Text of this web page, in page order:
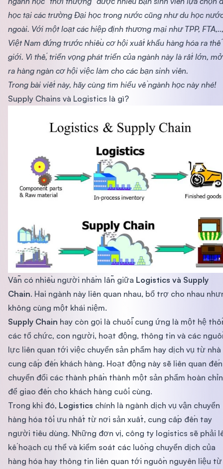
học tại các trường Đại học trong nước cũng như du học
ngoài. Với một loạt các hiệp định thương mại như TPP, FTA,..,
Việt Nam đứng trước nhiều cơ hội xuất khẩu hàng hóa ra thế
giới. Vì thế, triển vọng phát triển của ngành này là rất lớn, mở
ra hàng ngàn cơ hội việc làm cho các bạn sinh viên.
Trong bài viết này, hãy cùng tìm hiểu về ngành học này nhé!
Supply Chains và Logistics là gì?
Vẫn có nhiều người nhầm lẫn giữa Logistics và Supply
Chain. Hai ngành này liên quan nhau, bổ trợ cho nhau
không cùng một khái niệm.
Supply Chain hay còn gọi là chuỗi cung ứng là một hệ
các tổ chức, con người, hoạt động, thông tin và các
lực liên quan tới việc chuyển sản phẩm hay dịch vụ từ nhà
cung cấp đến khách hàng. Hoạt động này sẽ liên quan đến
chuyển đổi các thành phần thành một sản phẩm hoàn
để giao đến cho khách hàng cuối cùng.
Trong khi đó, Logistics chính là ngành dịch vụ vận chuyển
hàng hóa tối ưu nhất từ nơi sản xuất, cung cấp đến tay
người tiêu dùng. Những đơn vị, công ty logistics sẽ phải
kế hoạch cụ thể và kiểm soát các luồng chuyển dịch của
hàng hóa hay thông tin liên quan tới nguồn nguyên liệu từ